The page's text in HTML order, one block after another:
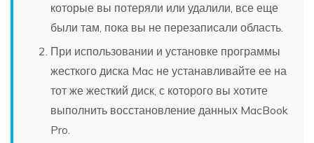
которые вы потеряли или удалили, все еще
были там, пока вы не перезаписали область.
При использовании и установке программы
жесткого диска Mac не устанавливайте ее на
тот же жесткий диск, с которого вы хотите
выполнить восстановление данных MacBook
Pro.